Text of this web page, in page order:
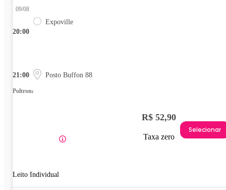
20:00
09/08
Expoville
21:00 Posto Buffon 88
Poltrona
Leito Individual
R$ 52,90
Taxa zero
Selecionar